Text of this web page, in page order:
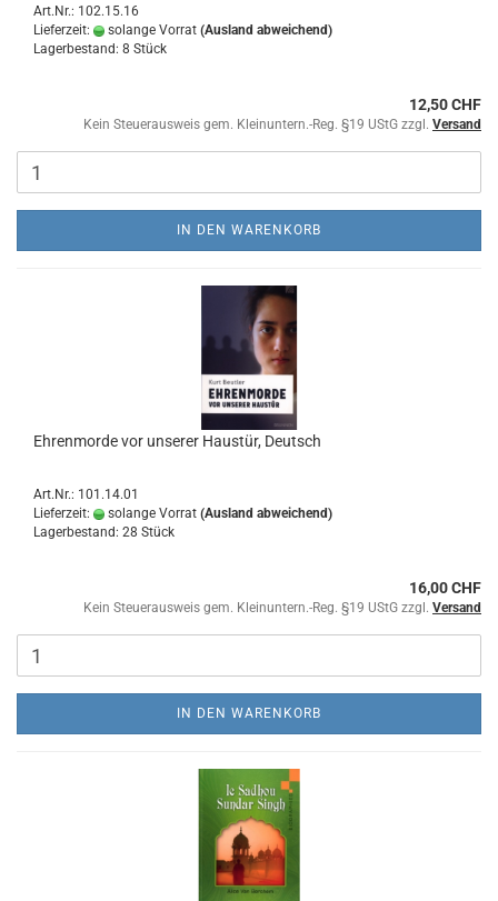
Art.Nr.: 102.15.16
Lieferzeit:
solange Vorrat (Ausland abweichend)
Lagerbestand: 8 Stück
12,50 CHF
Kein Steuerausweis gem. Kleinuntern.-Reg. §19 UStG zzgl. Versand
IN DEN WARENKORB
Ehrenmorde vor unserer Haustür, Deutsch
Art.Nr.: 101.14.01
Lieferzeit:
solange Vorrat (Ausland abweichend)
Lagerbestand: 28 Stück
16,00 CHF
Kein Steuerausweis gem. Kleinuntern.-Reg. §19 UStG zzgl. Versand
IN DEN WARENKORB